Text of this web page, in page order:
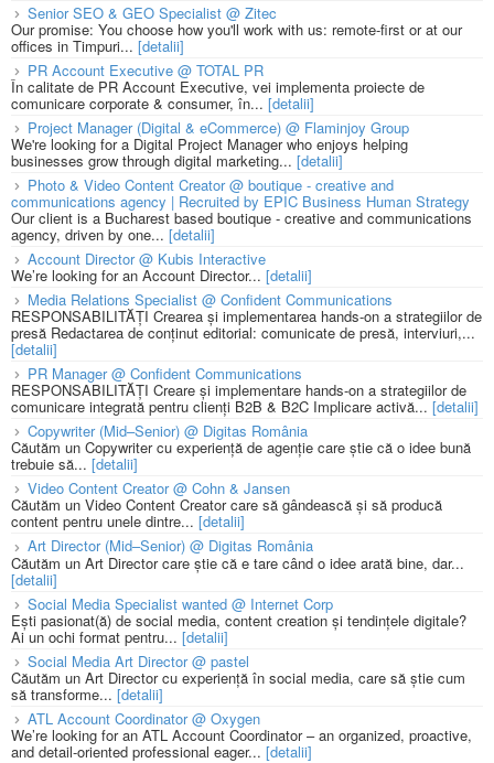
Senior SEO & GEO Specialist @ Zitec
Our promise: You choose how you'll work with us: remote-first or at our
offices in Timpuri... [detalii]
PR Account Executive @ TOTAL PR
În calitate de PR Account Executive, vei implementa proiecte de
comunicare corporate & consumer, în... [detalii]
Project Manager (Digital & eCommerce) @ Flaminjoy Group
We're looking for a Digital Project Manager who enjoys helping
businesses grow through digital marketing... [detalii]
Photo & Video Content Creator @ boutique - creative and
communications agency | Recruited by EPIC Business Human Strategy
Our client is a Bucharest based boutique - creative and communications
agency, driven by one... [detalii]
Account Director @ Kubis Interactive
We’re looking for an Account Director... [detalii]
Media Relations Specialist @ Confident Communications
RESPONSABILITĂȚI Crearea și implementarea hands-on a strategiilor de
presă Redactarea de conținut editorial: comunicate de presă, interviuri,...
[detalii]
PR Manager @ Confident Communications
RESPONSABILITĂȚI Creare și implementare hands-on a strategiilor de
comunicare integrată pentru clienți B2B & B2C Implicare activă... [detalii]
Copywriter (Mid–Senior) @ Digitas România
Căutăm un Copywriter cu experiență de agenție care știe că o idee bună
trebuie să... [detalii]
Video Content Creator @ Cohn & Jansen
Căutăm un Video Content Creator care să gândească și să producă
content pentru unele dintre... [detalii]
Art Director (Mid–Senior) @ Digitas România
Căutăm un Art Director care știe că e tare când o idee arată bine, dar...
[detalii]
Social Media Specialist wanted @ Internet Corp
Ești pasionat(ă) de social media, content creation și tendințele digitale?
Ai un ochi format pentru... [detalii]
Social Media Art Director @ pastel
Căutăm un Art Director cu experiență în social media, care să știe cum
să transforme... [detalii]
ATL Account Coordinator @ Oxygen
We’re looking for an ATL Account Coordinator – an organized, proactive,
and detail-oriented professional eager... [detalii]